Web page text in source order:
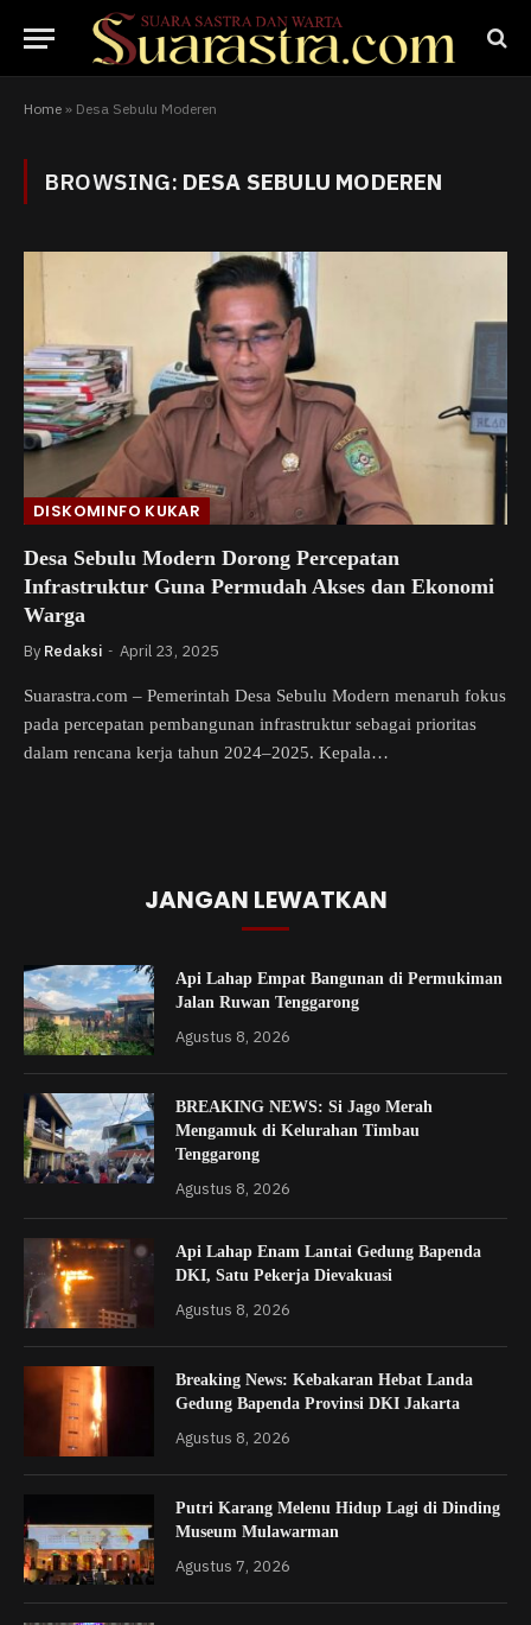
Home » Desa Sebulu Moderen
BROWSING: DESA SEBULU MODEREN
DISKOMINFO KUKAR
Desa Sebulu Modern Dorong Percepatan
Infrastruktur Guna Permudah Akses dan Ekonomi
Warga
By Redaksi April 23, 2025
Suarastra.com – Pemerintah Desa Sebulu Modern menaruh fokus
pada percepatan pembangunan infrastruktur sebagai prioritas
dalam rencana kerja tahun 2024–2025. Kepala…
JANGAN LEWATKAN
Api Lahap Empat Bangunan di Permukiman
Jalan Ruwan Tenggarong
Agustus 8, 2026
BREAKING NEWS: Si Jago Merah
Mengamuk di Kelurahan Timbau
Tenggarong
Agustus 8, 2026
Api Lahap Enam Lantai Gedung Bapenda
DKI, Satu Pekerja Dievakuasi
Agustus 8, 2026
Breaking News: Kebakaran Hebat Landa
Gedung Bapenda Provinsi DKI Jakarta
Agustus 8, 2026
Putri Karang Melenu Hidup Lagi di Dinding
Museum Mulawarman
Agustus 7, 2026